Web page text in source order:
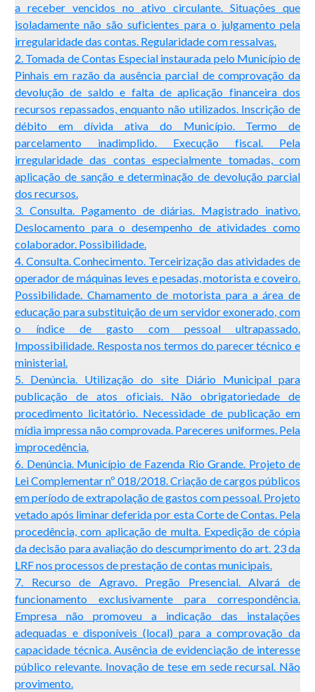
a receber vencidos no ativo circulante. Situações que
isoladamente não são suficientes para o julgamento pela
irregularidade das contas. Regularidade com ressalvas.
2. Tomada de Contas Especial instaurada pelo Município de
Pinhais em razão da ausência parcial de comprovação da
devolução de saldo e falta de aplicação financeira dos
recursos repassados, enquanto não utilizados. Inscrição de
débito em dívida ativa do Município. Termo de
parcelamento inadimplido. Execução fiscal. Pela
irregularidade das contas especialmente tomadas, com
aplicação de sanção e determinação de devolução parcial
dos recursos.
3. Consulta. Pagamento de diárias. Magistrado inativo.
Deslocamento para o desempenho de atividades como
colaborador. Possibilidade.
4. Consulta. Conhecimento. Terceirização das atividades de
operador de máquinas leves e pesadas, motorista e coveiro.
Possibilidade. Chamamento de motorista para a área de
educação para substituição de um servidor exonerado, com
o índice de gasto com pessoal ultrapassado.
Impossibilidade. Resposta nos termos do parecer técnico e
ministerial.
5. Denúncia. Utilização do site Diário Municipal para
publicação de atos oficiais. Não obrigatoriedade de
procedimento licitatório. Necessidade de publicação em
mídia impressa não comprovada. Pareceres uniformes. Pela
improcedência.
6. Denúncia. Município de Fazenda Rio Grande. Projeto de
Lei Complementar nº 018/2018. Criação de cargos públicos
em período de extrapolação de gastos com pessoal. Projeto
vetado após liminar deferida por esta Corte de Contas. Pela
procedência, com aplicação de multa. Expedição de cópia
da decisão para avaliação do descumprimento do art. 23 da
LRF nos processos de prestação de contas municipais.
7. Recurso de Agravo. Pregão Presencial. Alvará de
funcionamento exclusivamente para correspondência.
Empresa não promoveu a indicação das instalações
adequadas e disponíveis (local) para a comprovação da
capacidade técnica. Ausência de evidenciação de interesse
público relevante. Inovação de tese em sede recursal. Não
provimento.